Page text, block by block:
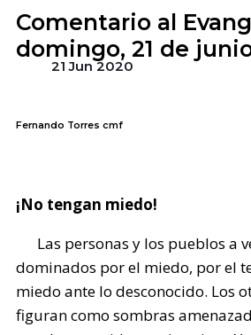
Comentario al
domingo, 21 de
21 Jun 2020
Fernando Torres cmf
¡No tengan miedo!
Las personas y los pueblos a
dominados por el miedo, por el
miedo ante lo desconocido. Los
figuran como sombras